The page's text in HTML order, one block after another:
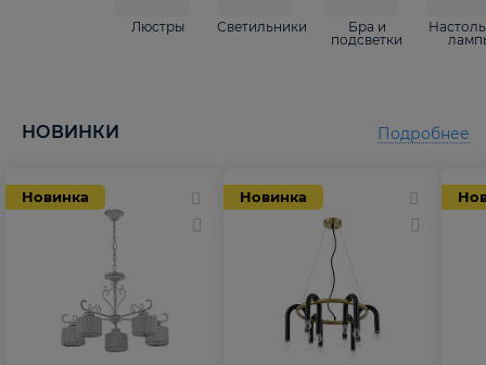
Люстры Светильники
Бра и
подсветки
НОВИНКИ
Новинка Новинка
Подробнее